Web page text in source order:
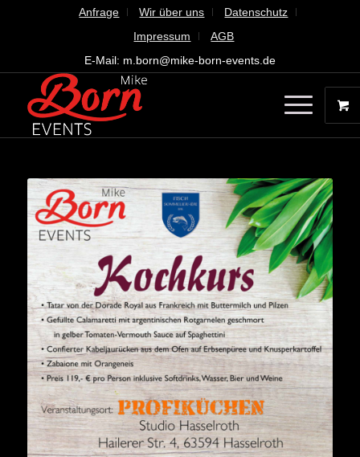
Anfrage Wir über uns
Datenschutz
Impressum
AGB
E-Mail: m.born@mike-born-events.de